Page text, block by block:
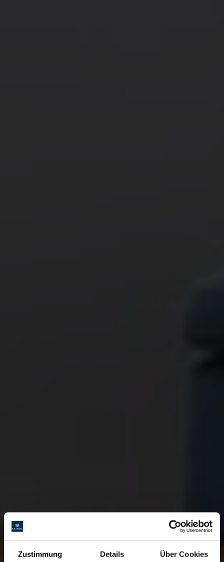
Zustimmung Details Über Cookies